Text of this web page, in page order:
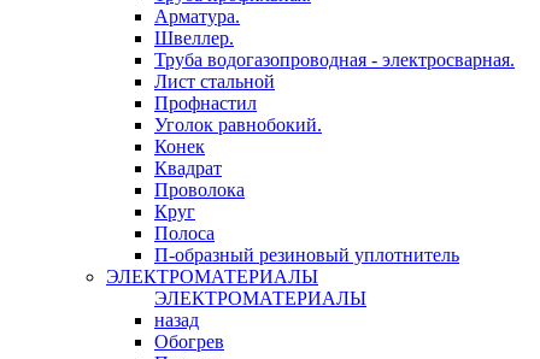
Арматура.
Швеллер.
Труба водогазопроводная - электросварная.
Лист стальной
Профнастил
Уголок равнобокий.
Конек
Квадрат
Проволока
Круг
Полоса
П-образный резиновый уплотнитель
ЭЛЕКТРОМАТЕРИАЛЫ
ЭЛЕКТРОМАТЕРИАЛЫ
назад
Обогрев